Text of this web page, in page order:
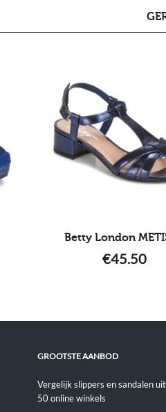
Betty London
€45.50
GROOTSTE AANBOD
Vergelijk slippers en sandalen
50 online winkels